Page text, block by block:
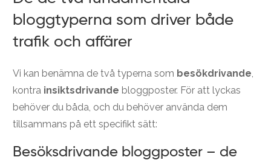
bloggtyperna som driver både
trafik och affärer
Vi kan benämna de två typerna som besökdrivande
kontra insiktsdrivande bloggposter. För att lyckas
behöver du båda, och du behöver använda dem
tillsammans på ett specifikt sätt:
Besöksdrivande bloggposter – de